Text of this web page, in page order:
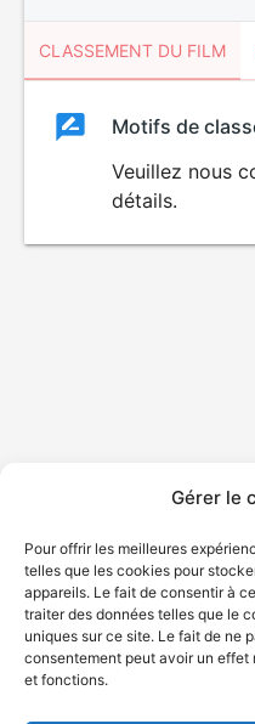
Gérer le
Pour offrir les meilleures
telles que les cookies pour
appareils. Le fait de consentir à
traiter des données telles que le
uniques sur ce site. Le fait de ne
consentement peut avoir un
et fonctions.
CLASSEMENT DU FILM
ClassementClassement
Motifs de
Veuillez nous
détails.